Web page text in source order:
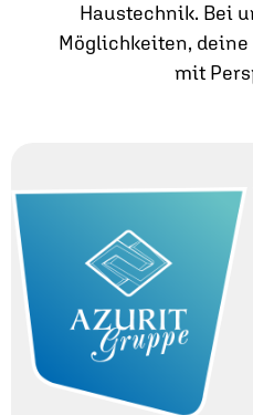
Haustechnik. Bei
Möglichkeiten,
mit